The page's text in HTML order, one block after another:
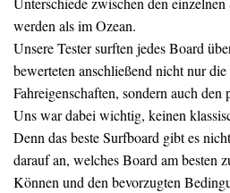
werden als im Ozean.
Unsere Tester surften jedes Board
bewerteten anschließend nicht nur
Fahreigenschaften, sondern auch
Uns war dabei wichtig, keinen
Denn das beste Surfboard gibt es
darauf an, welches Board am besten
Können und den bevorzugten